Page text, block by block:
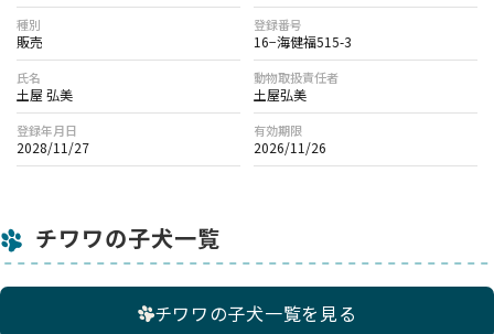
種別
販売
登録番号
16−海健福515-3
氏名
土屋 弘美
動物取扱責任者
土屋弘美
登録年月日
2028/11/27
有効期限
2026/11/26
チワワの子犬一覧
チワワの子犬一覧を見る